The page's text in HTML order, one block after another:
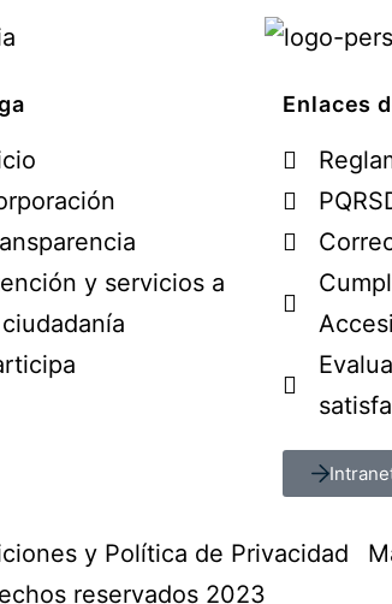
y servicios a
Enlaces
y Política de Privacidad
reservados 2023